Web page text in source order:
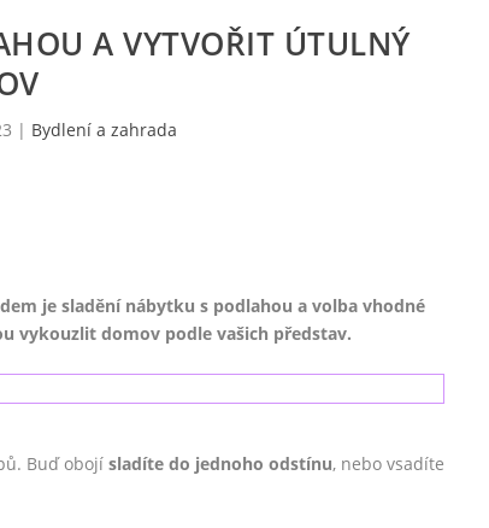
A VYTVOŘIT ÚTULNÝ
| Bydlení a zahrada
je sladění nábytku s podlahou a volba vhodné
vykouzlit domov podle vašich představ.
Buď obojísladíte do jednoho odstínu, nebo vsadíte